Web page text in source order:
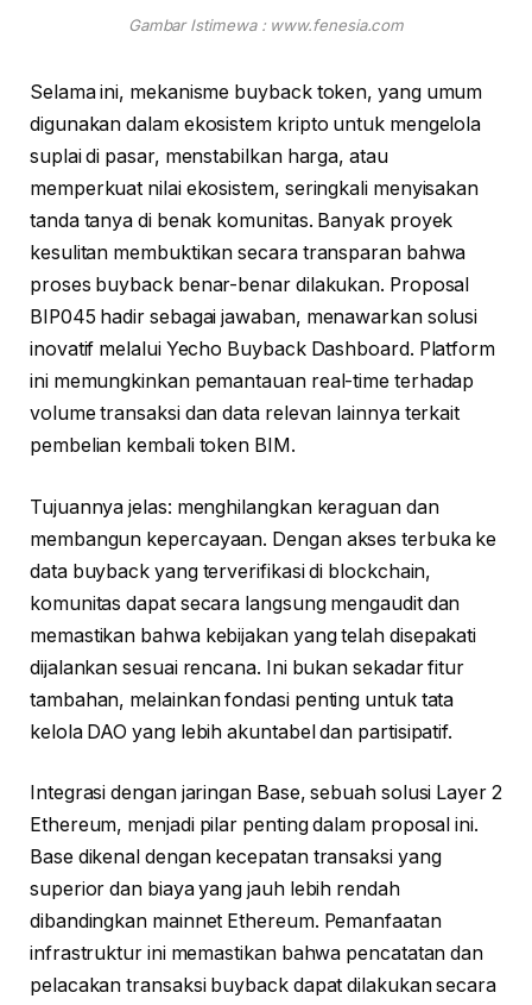
Gambar Istimewa : www.fenesia.com
Selama ini, mekanisme buyback token, yang umum
digunakan dalam ekosistem kripto untuk mengelola
suplai di pasar, menstabilkan harga, atau
memperkuat nilai ekosistem, seringkali menyisakan
tanda tanya di benak komunitas. Banyak proyek
kesulitan membuktikan secara transparan bahwa
proses buyback benar-benar dilakukan. Proposal
BIP045 hadir sebagai jawaban, menawarkan solusi
inovatif melalui Yecho Buyback Dashboard. Platform
ini memungkinkan pemantauan real-time terhadap
volume transaksi dan data relevan lainnya terkait
pembelian kembali token BIM.
Tujuannya jelas: menghilangkan keraguan dan
membangun kepercayaan. Dengan akses terbuka ke
data buyback yang terverifikasi di blockchain,
komunitas dapat secara langsung mengaudit dan
memastikan bahwa kebijakan yang telah disepakati
dijalankan sesuai rencana. Ini bukan sekadar fitur
tambahan, melainkan fondasi penting untuk tata
kelola DAO yang lebih akuntabel dan partisipatif.
Integrasi dengan jaringan Base, sebuah solusi Layer 2
Ethereum, menjadi pilar penting dalam proposal ini.
Base dikenal dengan kecepatan transaksi yang
superior dan biaya yang jauh lebih rendah
dibandingkan mainnet Ethereum. Pemanfaatan
infrastruktur ini memastikan bahwa pencatatan dan
pelacakan transaksi buyback dapat dilakukan secara